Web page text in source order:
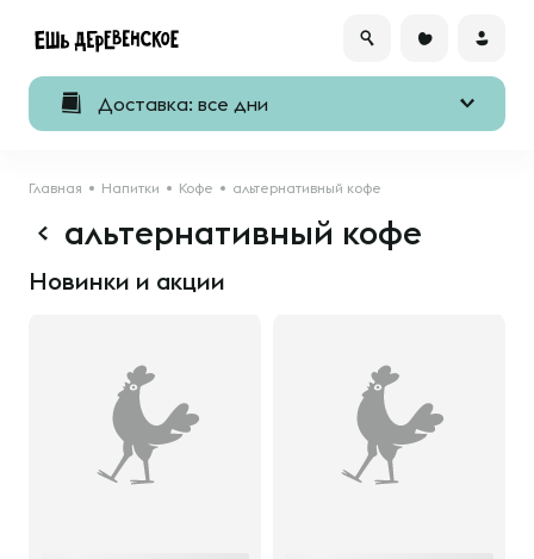
Доставка: все дни
Главная Напитки Кофе альтернативный кофе
альтернативный кофе
Новинки и акции